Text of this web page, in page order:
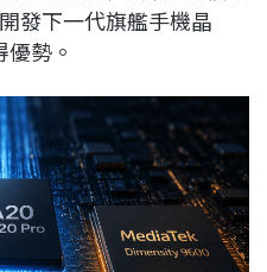
n
發下一代旗艦手機晶
勢。